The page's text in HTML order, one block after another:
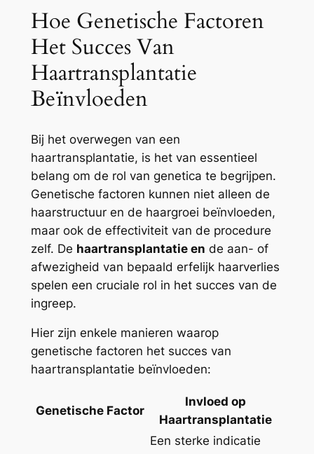
Hoe Genetische Factoren
Het Succes Van
Haartransplantatie
Beïnvloeden
Bij het overwegen van een
haartransplantatie, is het van essentieel
belang om de rol van genetica te begrijpen.
Genetische factoren kunnen niet alleen de
haarstructuur en de haargroei beïnvloeden,
maar ook de effectiviteit van de procedure
zelf. De haartransplantatie en de aan- of
afwezigheid van bepaald erfelijk haarverlies
spelen een cruciale rol in het succes van de
ingreep.
Hier zijn enkele manieren waarop
genetische factoren het succes van
haartransplantatie beïnvloeden:
Genetische Factor
Invloed op
Haartransplantatie
Een sterke indicatie